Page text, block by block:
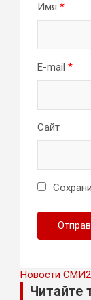
Имя *
E-mail *
Сайт
Новости СМИ2
Читайте